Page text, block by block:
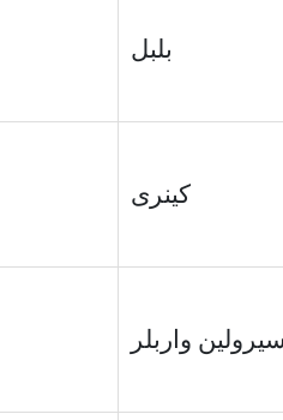
بلبل
کینری
واربلر